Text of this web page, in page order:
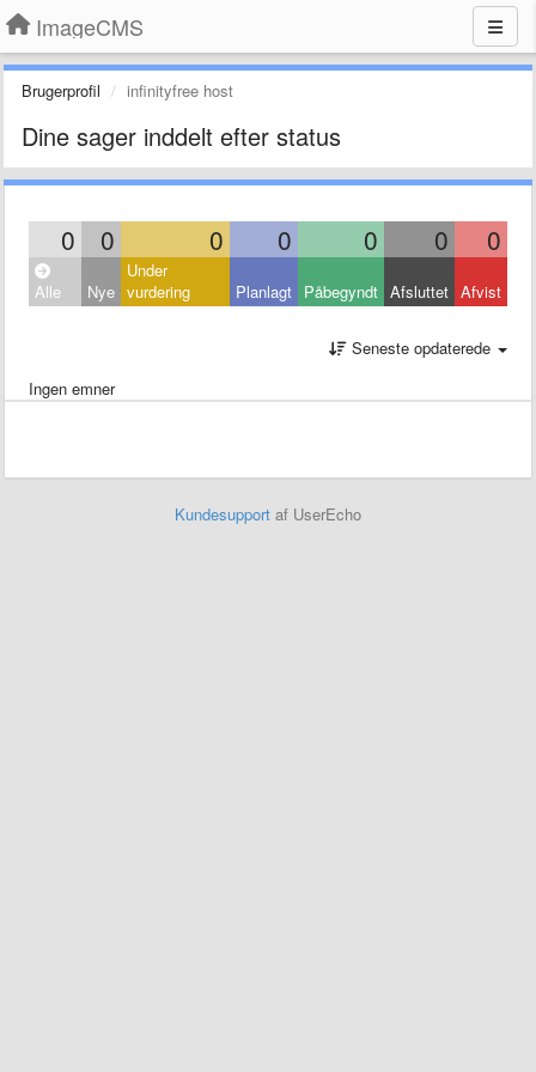
ImageCMS
Brugerprofil infinityfree host
Dine sager inddelt efter status
0 0 0 0 0 0 0
Alle Nye
Under
vurdering
Planlagt Påbegyndt Afsluttet Afvist
Seneste opdaterede
Ingen emner
Kundesupport af UserEcho